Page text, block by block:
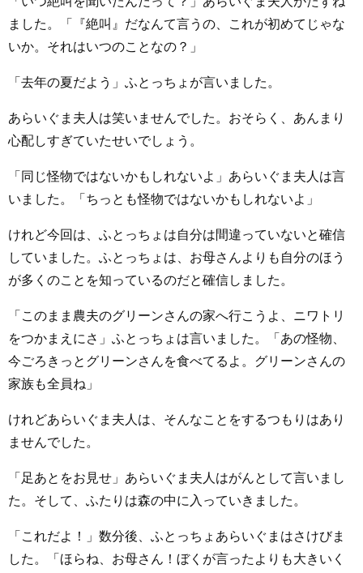
ました。「『絶叫』だなんて言うの、これが初めてじゃな
いか。それはいつのことなの？」
「去年の夏だよう」ふとっちょが言いました。
あらいぐま夫人は笑いませんでした。おそらく、あんまり
心配しすぎていたせいでしょう。
「同じ怪物ではないかもしれないよ」あらいぐま夫人は言
いました。「ちっとも怪物ではないかもしれないよ」
けれど今回は、ふとっちょは自分は間違っていないと確信
していました。ふとっちょは、お母さんよりも自分のほう
が多くのことを知っているのだと確信しました。
「このまま農夫のグリーンさんの家へ行こうよ、ニワトリ
をつかまえにさ」ふとっちょは言いました。「あの怪物、
今ごろきっとグリーンさんを食べてるよ。グリーンさんの
家族も全員ね」
けれどあらいぐま夫人は、そんなことをするつもりはあり
ませんでした。
「足あとをお見せ」あらいぐま夫人はがんとして言いまし
た。そして、ふたりは森の中に入っていきました。
「これだよ！」数分後、ふとっちょあらいぐまはさけびま
した。「ほらね、お母さん！ぼくが言ったよりも大きいく